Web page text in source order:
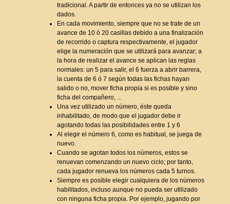
tradicional. A partir de entonces ya no se utilizan los
dados.
En cada movimiento, siempre que no se trate de un
avance de 10 ó 20 casillas debido a una finalización
de recorrido o captura respectivamente, el jugador
elige la numeración que se utilizará para avanzar; a
la hora de realizar el avance se aplican las reglas
normales: un 5 para salir, el 6 fuerza a abrir barrera,
la cuenta de 6 ó 7 según todas las fichas hayan
salido o no, mover ficha propia si es posible y sino
ficha del compañero, ...
Una vez utilizado un número, éste queda
inhabilitado, de modo que el jugador debe ir
agotando todas las posibilidades entre 1 y 6
Al elegir el número 6, como es habitual, se juega de
nuevo.
Cuando se agotan todos los números, estos se
renuevan comenzando un nuevo ciclo; por tanto,
cada jugador renueva los números cada 5 turnos.
Siempre es posible elegir cualquiera de los números
habilitados, incluso aunque no pueda ser utilizado
con ninguna ficha propia. Por ejemplo, jugando por